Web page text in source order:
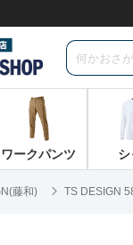
ワークパンツ シ
藤和) TS DESIGN